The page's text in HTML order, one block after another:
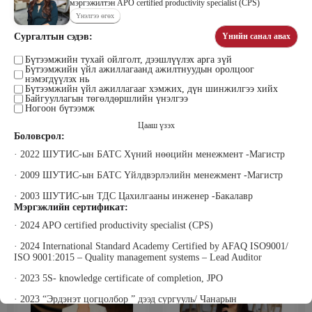
мэргэжилтэн APO certified productivity specialist (CPS)
Үнэлгээ өгөх
Сургалтын сэдэв: Үнийн санал авах
Бүтээмжийн тухай ойлголт, дээшлүүлэх арга зүй
Бүтээмжийн үйл ажиллагаанд ажилтнуудын оролцоог
нэмэгдүүлэх нь
Бүтээмжийн үйл ажиллагааг хэмжих, дүн шинжилгээ хийх
Байгууллагын төгөлдөршлийн үнэлгээ
Ногоон бүтээмж
Цааш үзэх
Боловсрол:
· 2022 ШУТИС-ын БАТС Хүний нөөцийн менежмент -Магистр
· 2009 ШУТИС-ын БАТС Үйлдвэрлэлийн менежмент -Магистр
· 2003 ШУТИС-ын ТДС Цахилгааны инженер -Бакалавр
Мэргэжлийн сертификат:
· 2024 APO certified productivity specialist (CPS)
· 2024 International Standard Academy Certified by AFAQ ISO9001/
ISO 9001:2015 – Quality management systems – Lead Auditor
· 2023 5S- knowledge certificate of completion, JPO
· 2023 “Эрдэнэт цогцолбор ” дээд сургууль/ Чанарын
Тогтох Дэнсмаа
Дэмас Ред Камел ХХК Үүсгэн
байгуулагч
Жавзандулам Гантулга
Сэтгэцийн эрүүл мэндийн үндэсний
төвд Сэтгэл засалч, Донтох эмгэг
Жаргалсайхан Ням-Эрдэнэ
Би Пи Солюшн ХХК-ны Гүйцэтгэх
захирал
Прожект Менежмент Консалтинг,